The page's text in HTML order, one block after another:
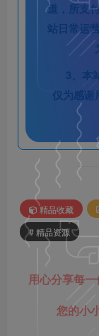
道，所支
站日常运
3、本
仅为感谢
精品收藏
# 精品资源
用心分享每
您的小